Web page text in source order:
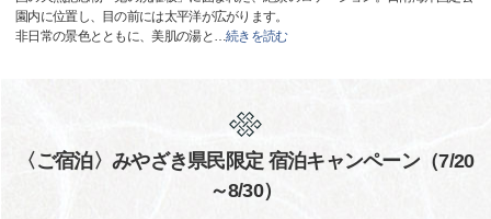
園内に位置し、目の前には太平洋が広がります。
非日常の景色とともに、美肌の湯と …続きを読む
〈ご宿泊〉みやざき県民限定 宿泊キャンペーン（7/20
～8/30）